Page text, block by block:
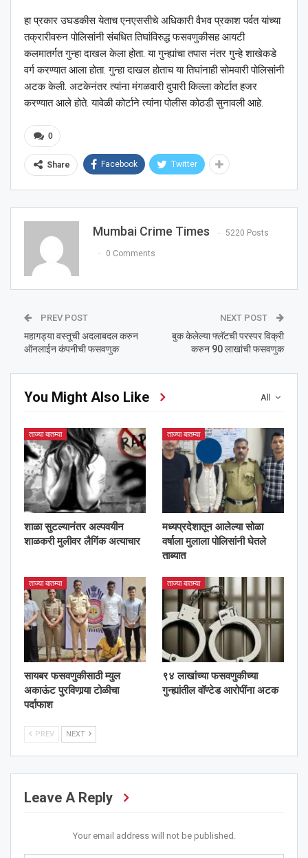
हा प्रकार उघडकीस येताच एनएससीचे अधिकारी वैभव प्रकाश पर्वत यांच्या
तक्रारीवरुन पोलिसांनी संबधित तिघांविरुद्ध फसवणुकीसह आयटी
कलमातर्गत गुन्हा दाखल केला होता. या गुन्ह्यांचा तपास नंतर गुन्हे शाखेकडे
वर्ग करण्यात आला होता. गुन्हा दाखल होताच या तिघांनाही सोमवारी पोलिसांनी
अटक केली. अटकेनंतर त्यांना मंगळवारी दुपारी किल्ला कोर्टात हजर
करण्यात आले होते. यावेळी कोर्टाने त्यांना पोलीस कोठडी सुनावली आहे.
0
Share Facebook Twitter
Mumbai Crime Times 5220 Posts
0 Comments
PREV POST
महागड्या वस्तूची अदलाबदल करुन
ऑनलाईन कंपनीची फसवणुक
NEXT POST
बुक केलेल्या फ्लॅटची परस्पर विक्री
करुन 90 लाखांची फसवणुक
All
You Might Also Like
ताज्या बातम्या
शाळा सुटल्यानंतर अल्पवयीन
शाळकरी मुलीवर लैगिंक अत्याचार
ताज्या बातम्या
मध्यप्रदेशातून आलेल्या सोळा
वर्षाला मुलाला पोलिसांनी घेतले
ताब्यात
ताज्या बातम्या
सायबर फसवणुकीसाठी म्युल
अकाऊंट पुरविणार्‍या टोळीचा
पर्दाफाश
ताज्या बातम्या
९४ लाखांच्या फसवणुकीच्या
गुन्ह्यांतील वॉण्टेड आरोपींना अटक
PREV NEXT
Leave A Reply
Your email address will not be published.